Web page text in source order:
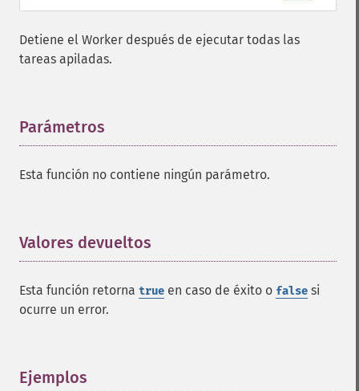
Detiene el Worker después de ejecutar todas las
tareas apiladas.
Parámetros
Esta función no contiene ningún parámetro.
Valores devueltos
Esta función retorna true en caso de éxito o false si
ocurre un error.
Ejemplos